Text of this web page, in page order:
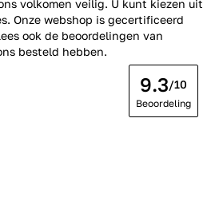
volkomen veilig. U kunt kiezen uit
Onze webshop is gecertificeerd
ook de beoordelingen van
besteld hebben.
9.3/10
Beoordeling